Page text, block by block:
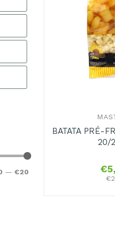
— €20
BATATA PRÉ-
20/
€